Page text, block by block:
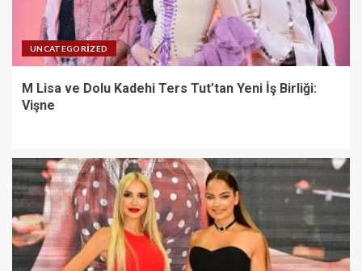
UNCATEGORIZED
M Lisa ve Dolu Kadehi Ters Tut’tan Yeni İş Birliği:
Vişne